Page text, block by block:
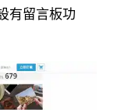
有留言板功